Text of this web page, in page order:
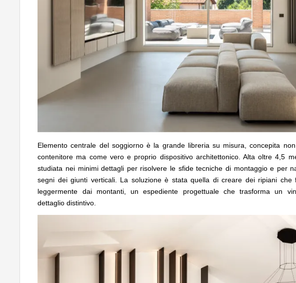
Elemento centrale del soggiorno è la grande libreria su misura, concepita
contenitore ma come vero e proprio dispositivo architettonico. Alta oltre 4,5
studiata nei minimi dettagli per risolvere le sfide tecniche di montaggio e per
segni dei giunti verticali. La soluzione è stata quella di creare dei ripiani che
leggermente dai montanti, un espediente progettuale che trasforma un
dettaglio distintivo.